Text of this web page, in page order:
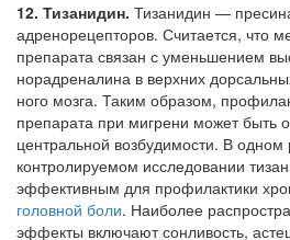
12. Тизанидин. Тизанидин —
адренорецепторов. Считает­ся, что
препарата связан с уменьшением
норадренали­на в верхних
ного мозга. Таким образом,
препарата при мигрени может быть
центральной возбудимости. В
контролируемом исследовании
эффективным для профилактики
головной боли. Наиболее
эффекты вклю­чают сонливость,